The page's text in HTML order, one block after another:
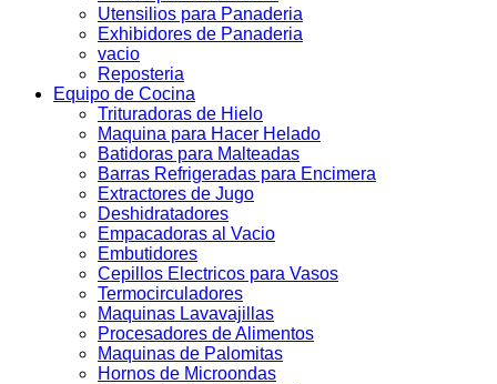
Utensilios para Panaderia
Exhibidores de Panaderia
vacio
Reposteria
Equipo de Cocina
Trituradoras de Hielo
Maquina para Hacer Helado
Batidoras para Malteadas
Barras Refrigeradas para Encimera
Extractores de Jugo
Deshidratadores
Empacadoras al Vacio
Embutidores
Cepillos Electricos para Vasos
Termocirculadores
Maquinas Lavavajillas
Procesadores de Alimentos
Maquinas de Palomitas
Hornos de Microondas